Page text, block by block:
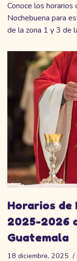
Conoce los horarios
Nochebuena para
de la zona 1 y 3 de
Horarios de
2025-2026
Guatemala
18 diciembre, 2025